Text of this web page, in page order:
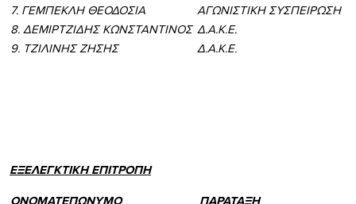
7. ΓΕΜΠΕΚΛΗ ΘΕΟΔΟΣΙΑ
ΑΓΩΝΙΣΤΙΚΗ ΣΥΣΠΕΙΡΩΣΗ
8. ΔΕΜΙΡΤΖΙΔΗΣ ΚΩΝΣΤΑΝΤΙΝΟΣ Δ.Α.Κ.Ε.
9. ΤΖΙΛΙΝΗΣ ΖΗΣΗΣ
Δ.Α.Κ.Ε.
ΕΞΕΛΕΓΚΤΙΚΗ ΕΠΙΤΡΟΠΗ
ΟΝΟΜΑΤΕΠΩΝΥΜΟ
ΠΑΡΑΤΑΞΗ